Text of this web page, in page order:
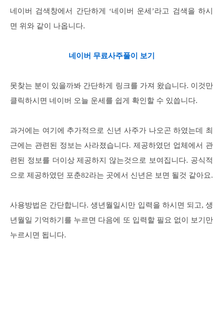
네이버 검색창에서 간단하게 ‘네이버 운세’라고 검색을 하시
면 위와 같이 나옵니다.
네이버 무료사주풀이 보기
못찾는 분이 있을까봐 간단하게 링크를 가져 왔습니다. 이것만
클릭하시면 네이버 오늘 운세를 쉽게 확인할 수 있씁니다.
과거에는 여기에 추가적으로 신년 사주가 나오곤 하였는데 최
근에는 관련된 정보는 사라졌습니다. 제공하였던 업체에서 관
련된 정보를 더이상 제공하지 않는것으로 보여집니다. 공식적
으로 제공하였던 포춘82라는 곳에서 신년은 보면 될것 같아요.
사용방법은 간단합니다. 생년월일시만 입력을 하시면 되고, 생
년월일 기억하기를 누르면 다음에 또 입력할 필요 없이 보기만
누르시면 됩니다.